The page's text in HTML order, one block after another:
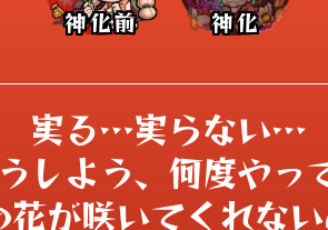
神化前 神化
実る…実らない…
しよう、何度やっ
花が咲いてくれな